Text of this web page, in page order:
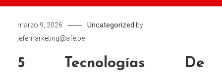
marzo 9, 2026 Uncategorized by
jefemarketing@afe.pe
5 Tecnologías De